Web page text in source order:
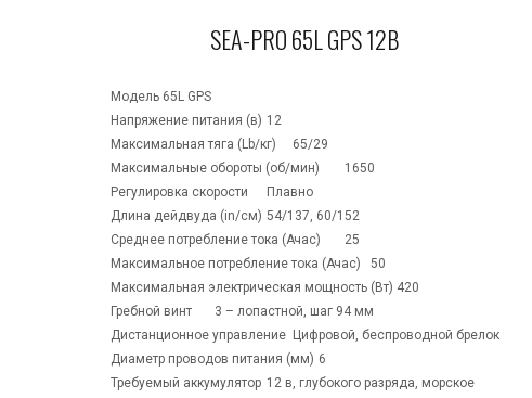
SEA-PRO 65L GPS 12В
Модель	65L GPS
Напряжение питания (в)	12
Максимальная тяга (Lb/кг)	65/29
Максимальные обороты (об/мин)	1650
Регулировка скорости	Плавно
Длина дейдвуда (in/см)	54/137, 60/152
Среднее потребление тока (Ачас)	25
Максимальное потребление тока (Ачас)	50
Максимальная электрическая мощность (Вт)	420
Гребной винт	3 – лопастной, шаг 94 мм
Диаметр проводов питания (мм)	6
Требуемый аккумулятор	12 в, глубокого разряда, морское